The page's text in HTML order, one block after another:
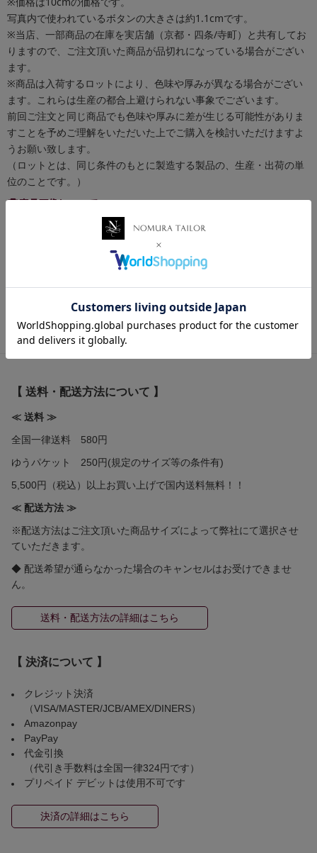
写真内で使われているボタンの大きさは約1.1cmです。
※当店、一部商品の在庫を実店舗（京都・四条/寺町）と共有してお
りますので、ご注文頂いた商品が品切れになっている場合がござい
ます。
※商品は入荷するロットにより、色味や厚みが異なる場合がござい
ます。これらは生産の都合上避けられない事象でございます。
前回ご注文と同じ商品でも色味や厚みに差が生じる可能性がありま
すことを予めご理解をいただいた上でご購入を検討いただけますよ
うお願い致します。
（ロットとは、同じ条件のもとに製造する製品の、生産・出荷の単
位のことです。）
商品画像について
できる限り実物の色に近づけるよう徹底しておりますが、 お使いの
環境（モニターの画面設定やブラウザ等）、お部屋の照明等により
実際の商品と色味が異なる場合がございます。予めご了承くださ
お買い物ポイントについて
税抜き50円以下の商品はポイント付与対象外となります。
【 送料・配送方法について 】
≪ 送料 ≫
全国一律送料 580円
ゆうパケット 250円(規定のサイズ等の条件有)
5,500円（税込）以上お買い上げで国内送料無料！！
≪ 配送方法 ≫
※配送方法はご注文頂いた商品サイズによって弊社にて選択させ
ていただきます。
◆ 配送希望が通らなかった場合のキャンセルはお受けできませ
ん。
送料・配送方法の詳細はこちら
【 決済について 】
クレジット決済
（VISA/MASTER/JCB/AMEX/DINERS）
Amazonpay
PayPay
代金引換
（代引き手数料は全国一律324円です）
プリペイド デビットは使用不可です
決済の詳細はこちら